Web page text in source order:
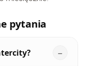
pytania